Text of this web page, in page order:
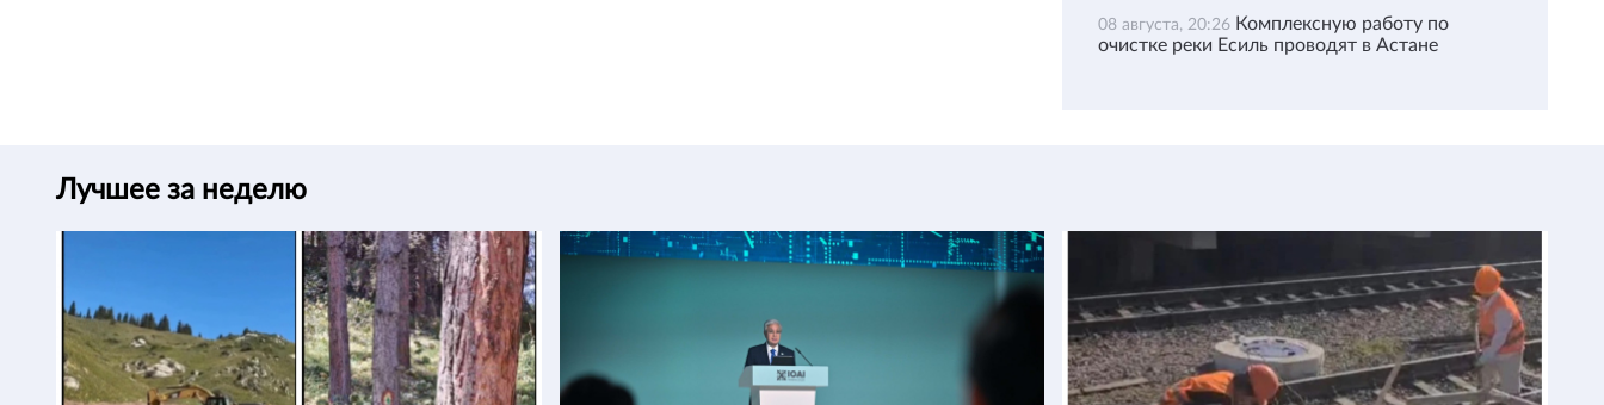
08 августа, 20:26 Комплексную работу по
очистке реки Есиль проводят в Астане
Лучшее за неделю